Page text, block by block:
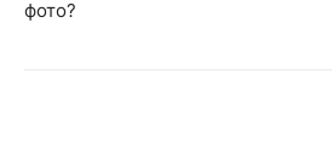
фото?